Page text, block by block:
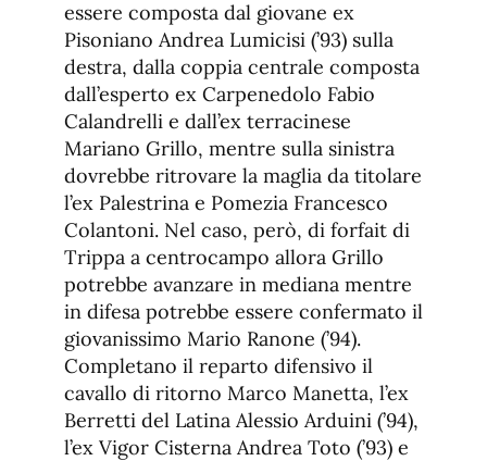
essere composta dal giovane ex
Pisoniano Andrea Lumicisi (’93) sulla
destra, dalla coppia centrale composta
dall’esperto ex Carpenedolo Fabio
Calandrelli e dall’ex terracinese
Mariano Grillo, mentre sulla sinistra
dovrebbe ritrovare la maglia da titolare
l’ex Palestrina e Pomezia Francesco
Colantoni. Nel caso, però, di forfait di
Trippa a centrocampo allora Grillo
potrebbe avanzare in mediana mentre
in difesa potrebbe essere confermato il
giovanissimo Mario Ranone (’94).
Completano il reparto difensivo il
cavallo di ritorno Marco Manetta, l’ex
Berretti del Latina Alessio Arduini (’94),
l’ex Vigor Cisterna Andrea Toto (’93) e